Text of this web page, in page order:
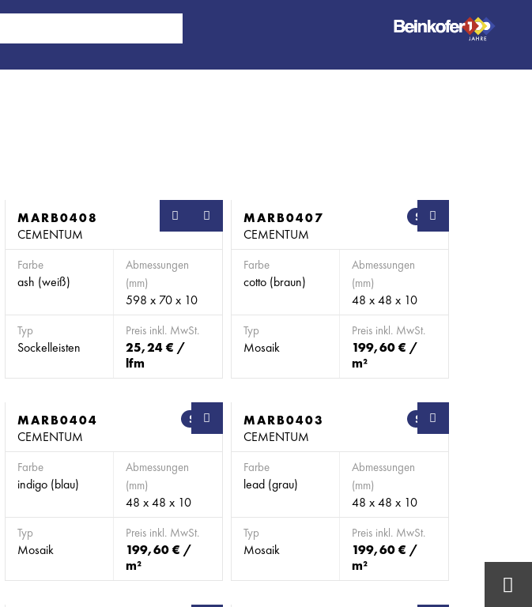
MARB0408
CEMENTUM
Farbe
ash (weiß)
Abmessungen
(mm)
598 x 70 x 10
Typ
Sockelleisten
Preis inkl. MwSt.
25,24 € /
lfm
SB
MARB0407
CEMENTUM
Farbe
cotto (braun)
Abmessungen
(mm)
48 x 48 x 10
Typ
Mosaik
Preis inkl. MwSt.
199,60 € /
m²
SB
MARB0404
CEMENTUM
Farbe
indigo (blau)
Abmessungen
(mm)
48 x 48 x 10
Typ
Mosaik
Preis inkl. MwSt.
199,60 € /
m²
SB
MARB0403
CEMENTUM
Farbe
lead (grau)
Abmessungen
(mm)
48 x 48 x 10
Typ
Mosaik
Preis inkl. MwSt.
199,60 € /
m²